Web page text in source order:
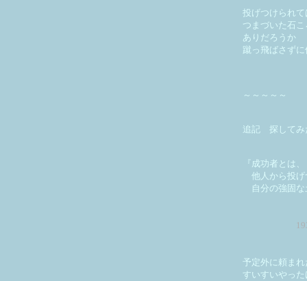
投げつけられ
つまづいた石
ありだろうか
蹴っ飛ばさずに
～～～～～
追記 探してみ
『成功者とは、
他人から投げ
自分の強固な
予定外に頼まれ
すいすいやった